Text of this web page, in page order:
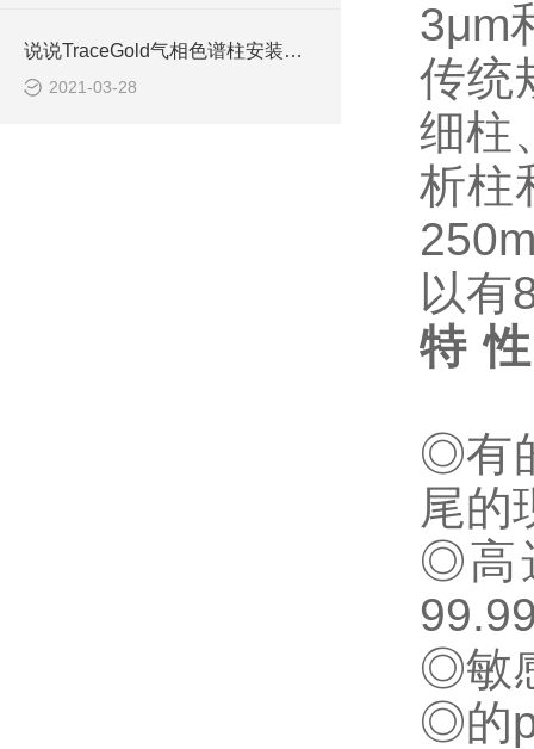
说说TraceGold气相色谱柱安装前的准备工作
2021-03-28
3μm
传统
细柱
析柱
以有
特
◎
尾的
◎
◎
◎的